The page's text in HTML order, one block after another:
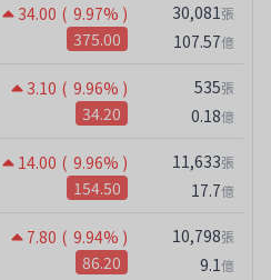
34.00 ( 9.97% )
375.00
30,081張
107.57億
3.10 ( 9.96% )
34.20
535張
0.18億
14.00 ( 9.96% )
154.50
11,633張
17.7億
7.80 ( 9.94% )
86.20
10,798張
9.1億